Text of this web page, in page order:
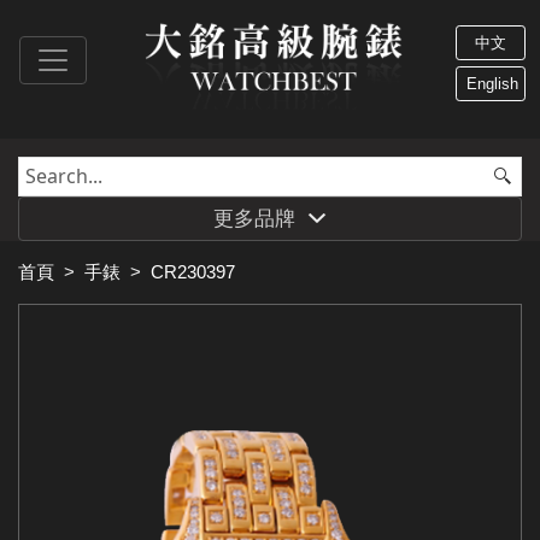
中文
English
更多品牌
首頁 > 手錶 > CR230397